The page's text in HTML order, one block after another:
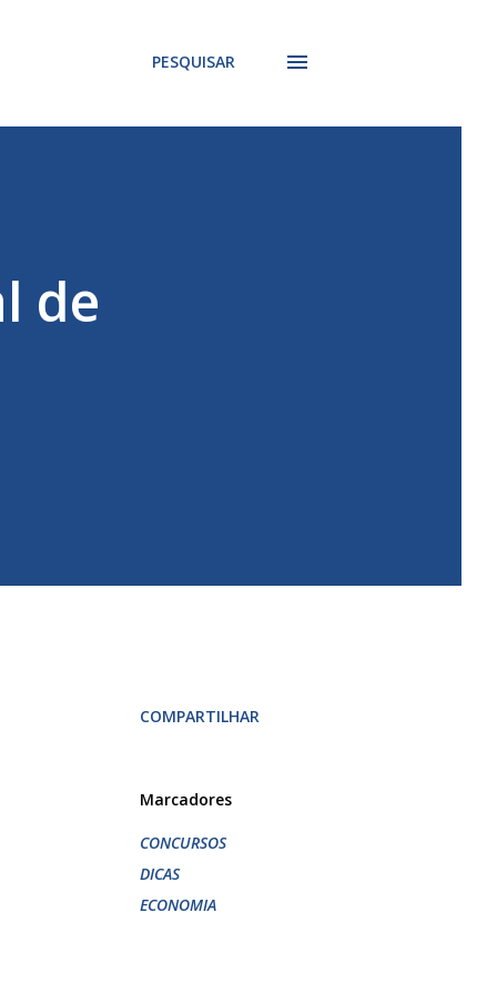
PESQUISAR
de
COMPARTILHAR
Marcadores
CONCURSOS
DICAS
ECONOMIA